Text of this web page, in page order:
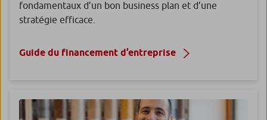
fondamentaux d’un bon business plan et d’une
stratégie efficace.
Guide du financement d’entreprise